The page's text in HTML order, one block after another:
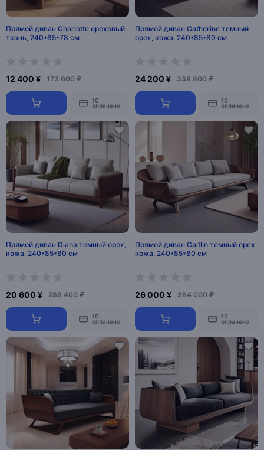
Прямой диван Charlotte ореховый,
ткань, 240*85*78 см
12 400 ¥ 173 600 ₽
10
оплачено
Прямой диван Catherine темный
орех, кожа, 240*85*80 см
24 200 ¥ 338 800 ₽
10
оплачено
Прямой диван Diana темный орех,
кожа, 240*85*80 см
20 600 ¥ 288 400 ₽
10
оплачено
Прямой диван Caitlin темный орех,
кожа, 240*85*80 см
26 000 ¥ 364 000 ₽
10
оплачено